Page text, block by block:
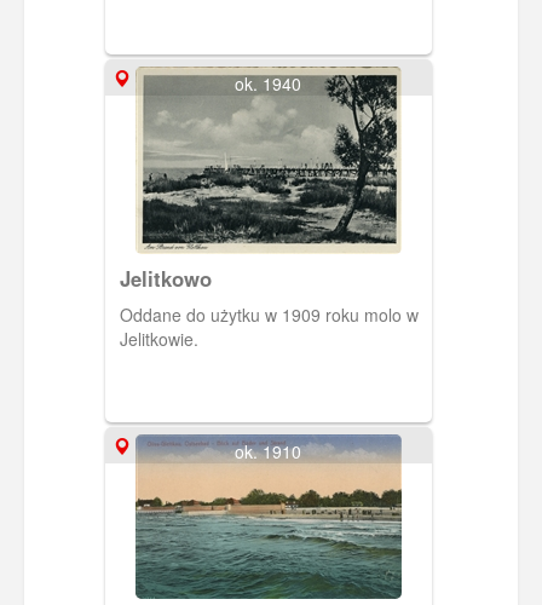
ok. 1940
Jelitkowo
Oddane do użytku w 1909 roku molo w
Jelitkowie.
ok. 1910